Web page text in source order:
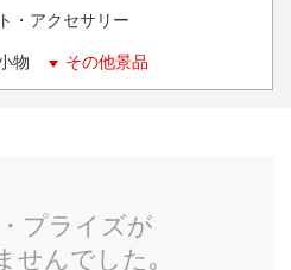
・アクセサリー
物 その他景品